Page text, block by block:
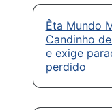
Êta Mundo
Candinho
e exige
perdido